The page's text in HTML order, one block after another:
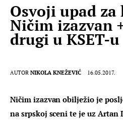
Osvoji upad
Ničim izazvan
drugi u KSET-u
AUTOR NIKOLA KNEŽEVIĆ 16.05.2017.
Ničim izazvan obilježio je
na srpskoj sceni te je uz Artan